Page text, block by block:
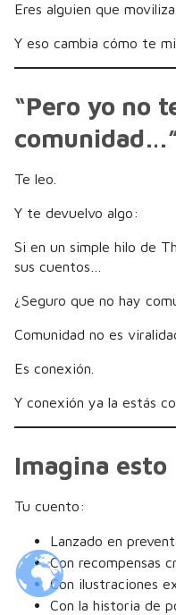
Eres alguien que
Y eso cambia cómo te
“Pero yo no
Te leo.
Y te devuelvo algo:
Si en un simple hilo de
sus cuentos…
¿Seguro que no hay
Comunidad no es
Es conexión.
Y conexión ya la estás
Imagina esto
Tu cuento:
Lanzado en
Con recompensas
Con ilustraciones
Con la historia de